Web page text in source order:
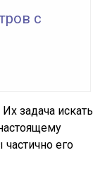
с
задача искать
его